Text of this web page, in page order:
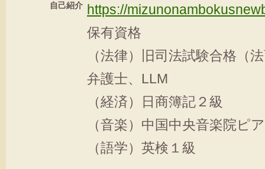
自己紹介
https://
保有資格
（法律）旧司法試験合格（
弁護士、LLM
（経済）日商簿記２級
（音楽）中国中央音楽院ピ
（語学）英検１級